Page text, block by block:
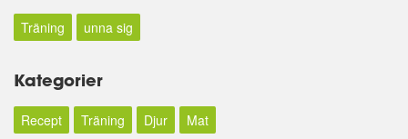
Träning unna sig
Kategorier
Recept Träning Djur Mat